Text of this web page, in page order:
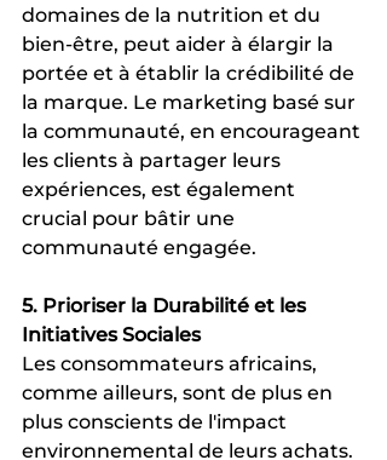
domaines de la nutrition et du
bien-être, peut aider à élargir la
portée et à établir la crédibilité de
la marque. Le marketing basé sur
la communauté, en encourageant
les clients à partager leurs
expériences, est également
crucial pour bâtir une
communauté engagée.
5. Prioriser la Durabilité et les
Initiatives Sociales
Les consommateurs africains,
comme ailleurs, sont de plus en
plus conscients de l'impact
environnemental de leurs achats.